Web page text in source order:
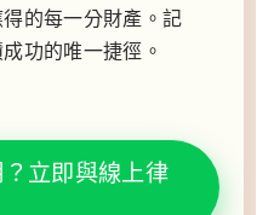
的每一分財產。記
功的唯一捷徑。
立即與線上律